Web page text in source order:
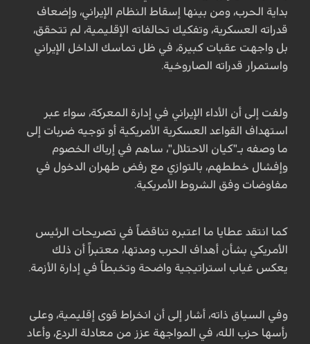
بداية الحرب، ومن بينها إسقاط النظام الإيراني، وإضعاف
قدراته العسكرية، وتفكيك تحالفاته الإقليمية، لم تتحقق،
بل واجهت عقبات كبيرة، في ظل تماسك الداخل الإيراني
واستمرار قدراته الصاروخية.
ولفت إلى أن الأداء الإيراني في إدارة المعركة، سواء عبر
استهداف القواعد العسكرية الأمريكية أو توجيه ضربات إلى
ما وصفه بـ"كيان الاحتلال"، ساهم في إرباك الخصوم
وإفشال خططهم، بالتوازي مع رفض طهران الدخول في
مفاوضات وفق الشروط الأمريكية.
كما انتقد عطايا ما اعتبره تناقضاً في تصريحات الرئيس
الأمريكي بشأن أهداف الحرب ومدتها، معتبراً أن ذلك
يعكس غياب استراتيجية واضحة وتخبطاً في إدارة الأزمة.
وفي السياق ذاته، أشار إلى أن انخراط قوى إقليمية، وعلى
رأسها حزب الله، في المواجهة عزز من معادلة الردع، وأعاد